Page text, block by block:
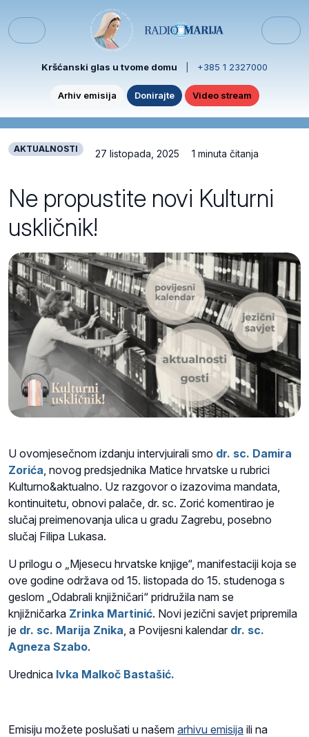
Menu
Kršćanski glas u tvome domu +385 1 2327000
Arhiv emisija Donirajte Video stream
AKTUALNOSTI 27 listopada, 2025 1 minuta čitanja
Ne propustite novi Kulturni
uskličnik!
U ovomjesečnom izdanju intervjuirali smo dr. sc. Damira
Zorića , novog predsjednika Matice hrvatske u rubrici
Kulturno&aktualno. Uz razgovor o izazovima mandata,
kontinuitetu, obnovi palače, dr. sc. Zorić komentirao je
slučaj preimenovanja ulica u gradu Zagrebu, posebno
slučaj Filipa Lukasa.
U prilogu o „Mjesecu hrvatske knjige“, manifestaciji koja se
ove godine održava od 15. listopada do 15. studenoga s
geslom „Odabrali knjižničari“ pridružila nam se
knjižničarka Zrinka Martinić. Novi jezični savjet pripremila
je dr. sc. Marija Znika , a Povijesni kalendar dr. sc.
Agneza Szabo.
Urednica Ivka Malkoč Bastašić.
Emisiju možete poslušati u našem arhivu emisija ili na